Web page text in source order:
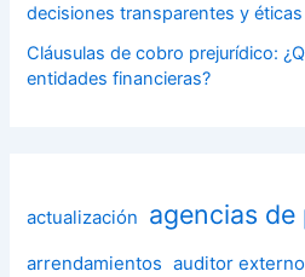
decisiones transparentes y
Cláusulas de cobro prejurídico:
entidades financieras?
actualización agencias de
arrendamientos auditor externo